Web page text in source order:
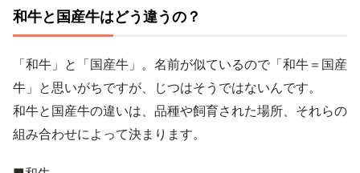
和牛と国産牛はどう違うの？
「和牛」と「国産牛」。名前が似ているので「和牛＝国産
牛」と思いがちですが、じつはそうではないんです。
和牛と国産牛の違いは、品種や飼育された場所、それらの
組み合わせによって決まります。